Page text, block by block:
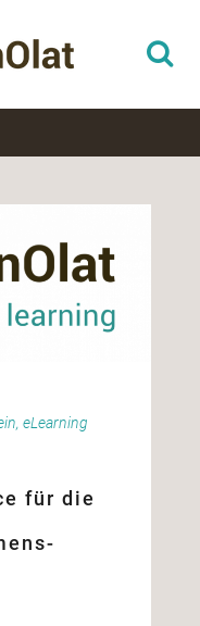
, eLearning
für die